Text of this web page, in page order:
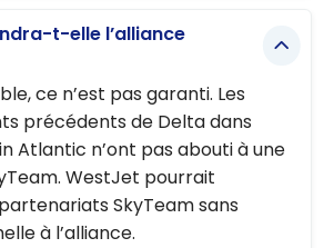
t-elle l’alliance
ce n’est pas garanti. Les
précédents de Delta dans
Atlantic n’ont pas abouti à une
WestJet pourrait
SkyTeam sans
à l’alliance.